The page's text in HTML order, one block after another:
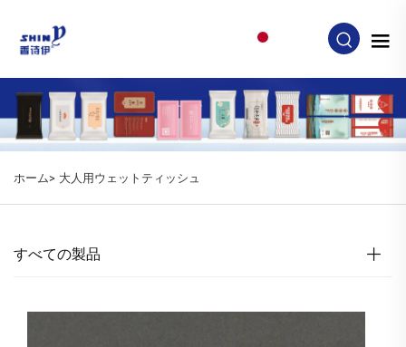
ホーム> 大人用ウェットティッシュ
すべての製品